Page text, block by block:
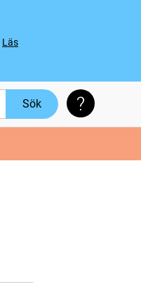
Läs
Sök Söktips